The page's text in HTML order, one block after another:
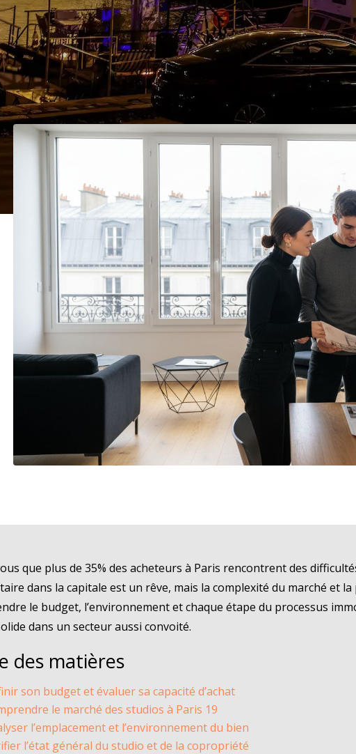
que plus de 35% des acheteurs à Paris rencontrent des
dans la capitale est un rêve, mais la complexité du marché et
le budget, l’environnement et chaque étape du processus
dans un secteur aussi convoité.
des matières
son budget et évaluer sa capacité d’achat
le marché des studios à Paris 19
l’emplacement et l’environnement du bien
l’état général du studio et de la copropriété